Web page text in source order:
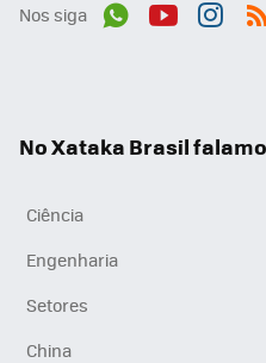
Nos siga
No Xataka Brasil
Ciência
Engenharia
Setores
China